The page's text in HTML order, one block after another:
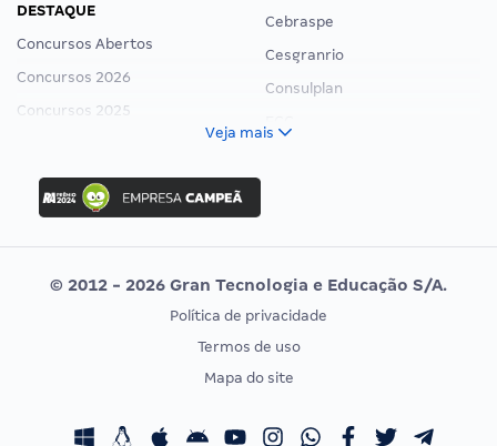
DESTAQUE
Concursos Abertos
Concursos 2026
Concursos 2025
Concurso Ibama
Concurso MPU
Editais publicados
Cebraspe
Cesgranrio
Consulplan
Vunesp
CONCURSOS POR PROFISSÃO
Concursos Fiscais
EXAME DE ORDEM
Calendário OAB
Veja mais
© 2012 - 2026 Gran Tecnologia e Educação S/A.
Política de privacidade
Termos de uso
Mapa do site